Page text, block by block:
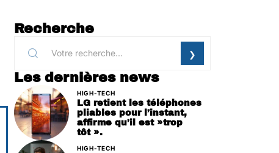
Recherche
Les dernières news
HIGH-TECH
LG retient les téléphones
pliables pour l’instant,
affirme qu’il est »trop
tôt ».
HIGH-TECH